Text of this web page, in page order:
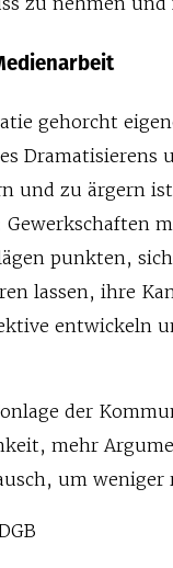
gehorcht
Dramatisierens
und zu ärgern
punkten,
lassen, ihre
entwickeln
der
mehr
um